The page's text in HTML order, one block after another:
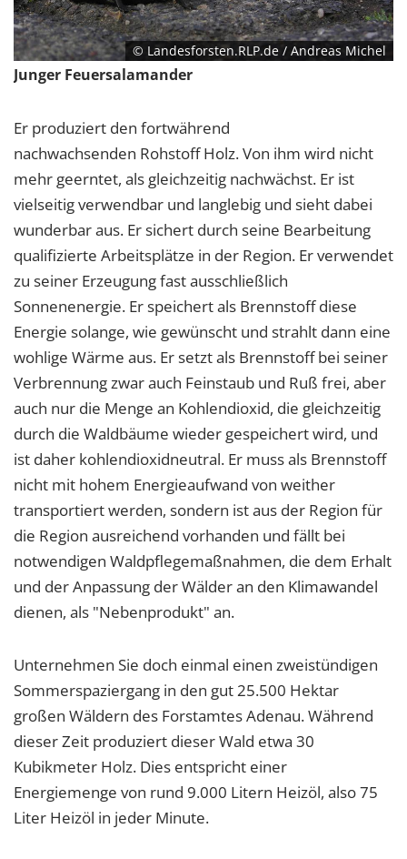
© Landesforsten.RLP.de / Andreas Michel
Junger Feuersalamander
Er produziert den fortwährend
nachwachsenden Rohstoff Holz. Von ihm wird nicht
mehr geerntet, als gleichzeitig nachwächst. Er ist
vielseitig verwendbar und langlebig und sieht dabei
wunderbar aus. Er sichert durch seine Bearbeitung
qualifizierte Arbeitsplätze in der Region. Er verwendet
zu seiner Erzeugung fast ausschließlich
Sonnenenergie. Er speichert als Brennstoff diese
Energie solange, wie gewünscht und strahlt dann eine
wohlige Wärme aus. Er setzt als Brennstoff bei seiner
Verbrennung zwar auch Feinstaub und Ruß frei, aber
auch nur die Menge an Kohlendioxid, die gleichzeitig
durch die Waldbäume wieder gespeichert wird, und
ist daher kohlendioxidneutral. Er muss als Brennstoff
nicht mit hohem Energieaufwand von weither
transportiert werden, sondern ist aus der Region für
die Region ausreichend vorhanden und fällt bei
notwendigen Waldpflegemaßnahmen, die dem Erhalt
und der Anpassung der Wälder an den Klimawandel
dienen, als "Nebenprodukt" an.
Unternehmen Sie doch einmal einen zweistündigen
Sommerspaziergang in den gut 25.500 Hektar
großen Wäldern des Forstamtes Adenau. Während
dieser Zeit produziert dieser Wald etwa 30
Kubikmeter Holz. Dies entspricht einer
Energiemenge von rund 9.000 Litern Heizöl, also 75
Liter Heizöl in jeder Minute.